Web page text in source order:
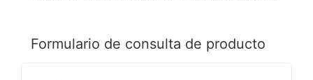
Formulario de consulta de producto